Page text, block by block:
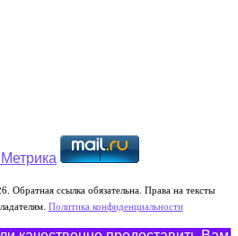
Обратная ссылка обязательна. Права на тексты
Политика конфиденциальности